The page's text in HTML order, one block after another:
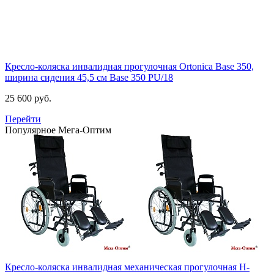
Кресло-коляска инвалидная прогулочная Ortonica Base 350,
ширина сидения 45,5 см Base 350 PU/18
25 600 руб.
Перейти
Популярное Мега-Оптим
Кресло-коляска инвалидная механическая прогулочная H-